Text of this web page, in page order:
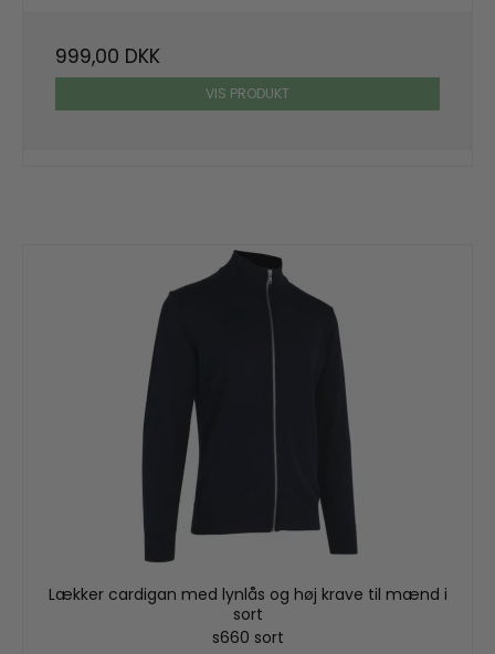
999,00 DKK
VIS PRODUKT
Lækker cardigan med lynlås og høj krave til mænd i
sort
s660 sort